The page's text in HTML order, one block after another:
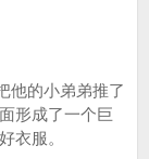
他的小弟弟推了
形成了一个巨
衣服。